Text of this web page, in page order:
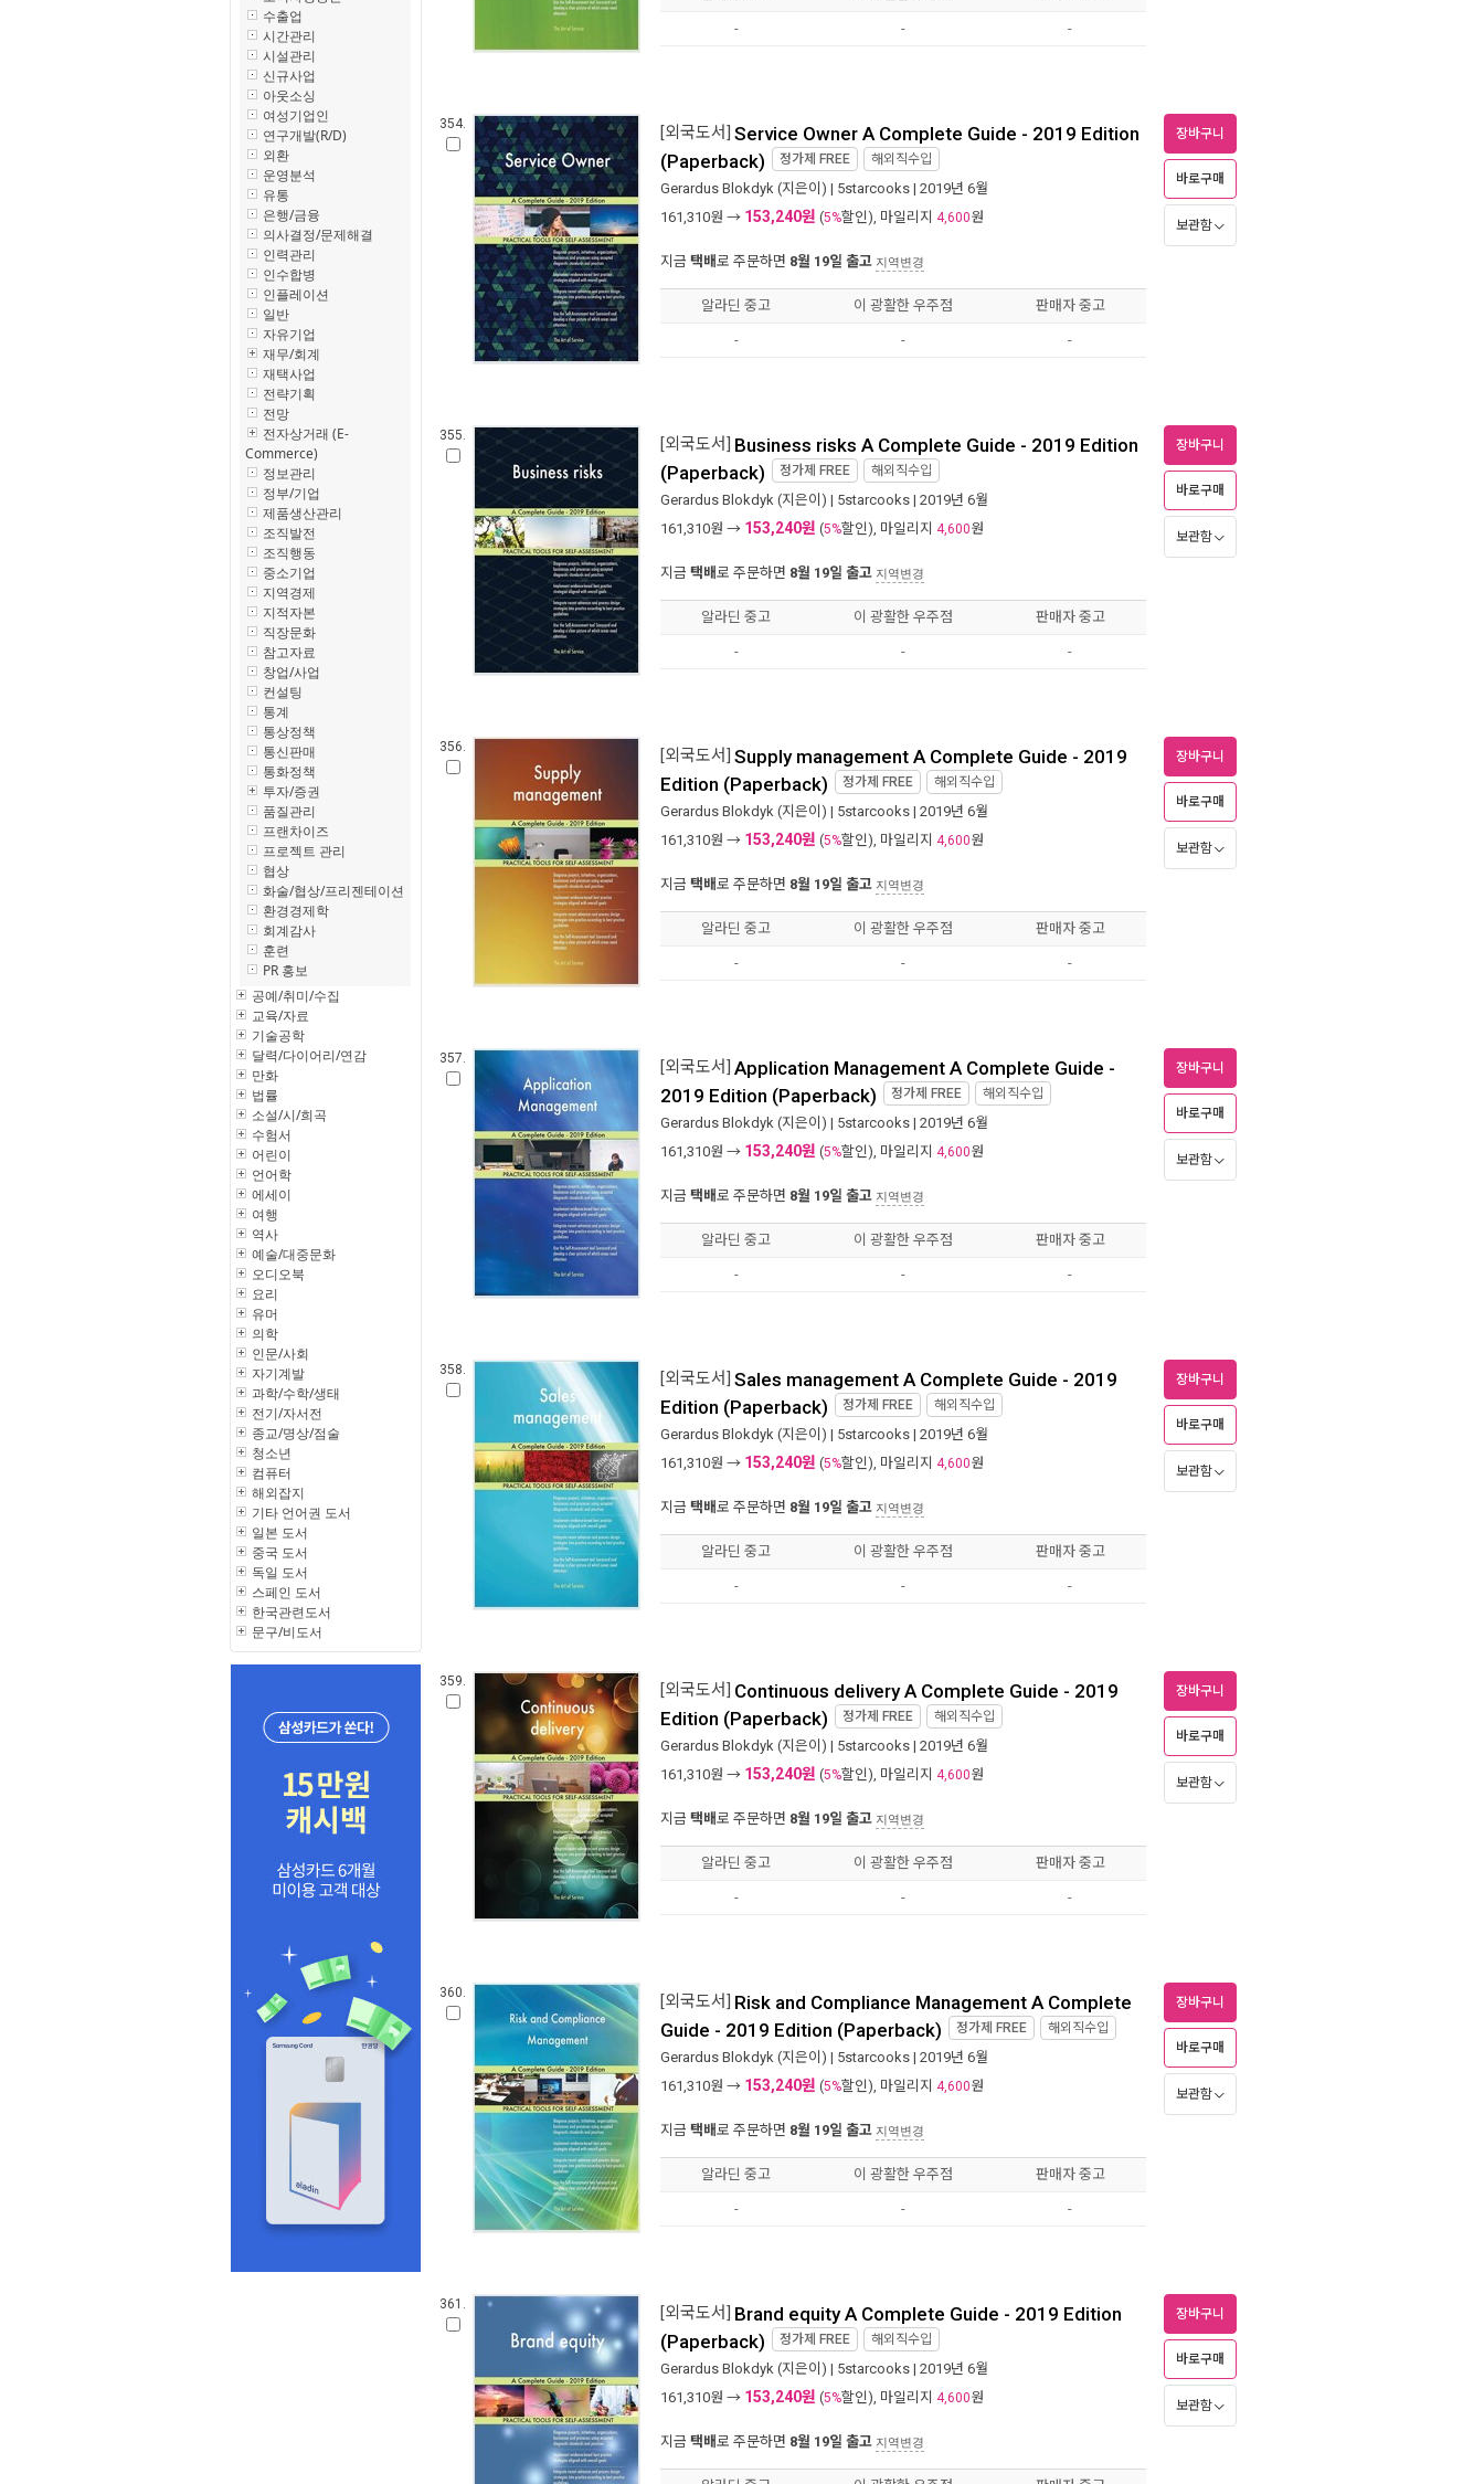
수출업
시간관리
시설관리
신규사업
아웃소싱
여성기업인
연구개발(R/D)
외환
운영분석
유통
은행/금융
의사결정/문제해결
인력관리
인수합병
인플레이션
일반
자유기업
재무/회계
재택사업
전략기획
전망
전자상거래 (E-
Commerce)
정보관리
정부/기업
제품생산관리
조직발전
조직행동
중소기업
지역경제
지적자본
직장문화
참고자료
창업/사업
컨설팅
통계
통상정책
통신판매
통화정책
투자/증권
품질관리
프랜차이즈
프로젝트 관리
협상
화술/협상/프리젠테이션
환경경제학
회계감사
훈련
PR 홍보
공예/취미/수집
교육/자료
기술공학
달력/다이어리/연감
만화
법률
소설/시/희곡
수험서
어린이
언어학
에세이
여행
역사
예술/대중문화
오디오북
요리
유머
의학
인문/사회
자기계발
과학/수학/생태
전기/자서전
종교/명상/점술
청소년
컴퓨터
해외잡지
기타 언어권 도서
일본 도서
중국 도서
독일 도서
스페인 도서
한국관련도서
문구/비도서
- - -
354. [외국도서] Service Owner A Complete Guide - 2019 Edition
(Paperback) 정가제 FREE 해외직수입
Gerardus Blokdyk (지은이) | 5starcooks | 2019년 6월
161,310원 → 153,240원 (5%할인), 마일리지 4,600원
지금 택배로 주문하면 8월 19일 출고 지역변경
장바구니
바로구매
보관함
알라딘 중고 이 광활한 우주점 판매자 중고
- - -
355. [외국도서] Business risks A Complete Guide - 2019 Edition
(Paperback) 정가제 FREE 해외직수입
Gerardus Blokdyk (지은이) | 5starcooks | 2019년 6월
161,310원 → 153,240원 (5%할인), 마일리지 4,600원
지금 택배로 주문하면 8월 19일 출고 지역변경
장바구니
바로구매
보관함
알라딘 중고 이 광활한 우주점 판매자 중고
- - -
356. [외국도서] Supply management A Complete Guide - 2019
Edition (Paperback) 정가제 FREE 해외직수입
Gerardus Blokdyk (지은이) | 5starcooks | 2019년 6월
161,310원 → 153,240원 (5%할인), 마일리지 4,600원
지금 택배로 주문하면 8월 19일 출고 지역변경
장바구니
바로구매
보관함
알라딘 중고 이 광활한 우주점 판매자 중고
- - -
357. [외국도서] Application Management A Complete Guide -
2019 Edition (Paperback) 정가제 FREE 해외직수입
Gerardus Blokdyk (지은이) | 5starcooks | 2019년 6월
161,310원 → 153,240원 (5%할인), 마일리지 4,600원
지금 택배로 주문하면 8월 19일 출고 지역변경
장바구니
바로구매
보관함
알라딘 중고 이 광활한 우주점 판매자 중고
- - -
358. [외국도서] Sales management A Complete Guide - 2019
Edition (Paperback) 정가제 FREE 해외직수입
Gerardus Blokdyk (지은이) | 5starcooks | 2019년 6월
161,310원 → 153,240원 (5%할인), 마일리지 4,600원
지금 택배로 주문하면 8월 19일 출고 지역변경
장바구니
바로구매
보관함
알라딘 중고 이 광활한 우주점 판매자 중고
- - -
359. [외국도서] Continuous delivery A Complete Guide - 2019
Edition (Paperback) 정가제 FREE 해외직수입
Gerardus Blokdyk (지은이) | 5starcooks | 2019년 6월
161,310원 → 153,240원 (5%할인), 마일리지 4,600원
지금 택배로 주문하면 8월 19일 출고 지역변경
장바구니
바로구매
보관함
알라딘 중고 이 광활한 우주점 판매자 중고
- - -
360. [외국도서] Risk and Compliance Management A Complete
Guide - 2019 Edition (Paperback) 정가제 FREE 해외직수입
Gerardus Blokdyk (지은이) | 5starcooks | 2019년 6월
161,310원 → 153,240원 (5%할인), 마일리지 4,600원
지금 택배로 주문하면 8월 19일 출고 지역변경
장바구니
바로구매
보관함
알라딘 중고 이 광활한 우주점 판매자 중고
- - -
361. [외국도서] Brand equity A Complete Guide - 2019 Edition
(Paperback) 정가제 FREE 해외직수입
Gerardus Blokdyk (지은이) | 5starcooks | 2019년 6월
161,310원 → 153,240원 (5%할인), 마일리지 4,600원
지금 택배로 주문하면 8월 19일 출고 지역변경
장바구니
바로구매
보관함